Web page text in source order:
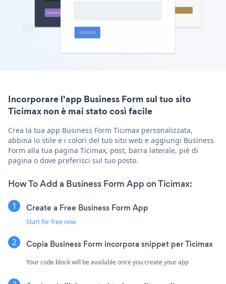
Incorporare l'app Business Form sul tuo sito
Ticimax non è mai stato così facile
Crea la tua app Business Form Ticimax personalizzata,
abbina lo stile e i colori del tuo sito web e aggiungi Business
Form alla tua pagina Ticimax, post, barra laterale, piè di
pagina o dove preferisci sul tuo posto.
How To Add a Business Form App on Ticimax:
Create a Free Business Form App
Start for free now
Copia Business Form incorpora snippet per Ticimax
Your code block will be available once you create your app